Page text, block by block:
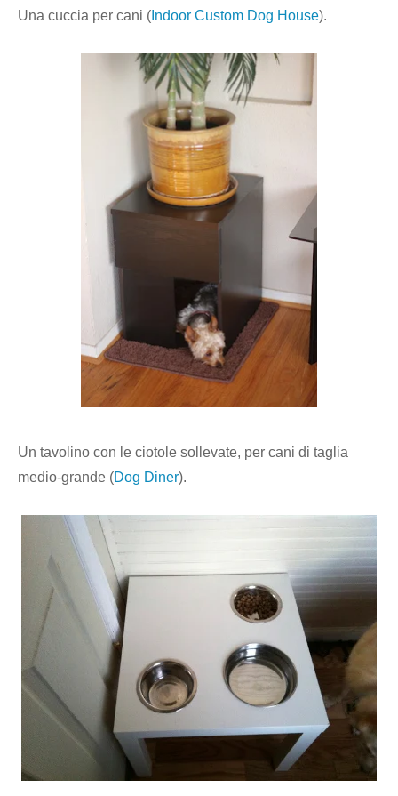
Una cuccia per cani ( Indoor Custom Dog House).
Un tavolino con le ciotole sollevate, per cani di taglia
medio-grande (Dog Diner).